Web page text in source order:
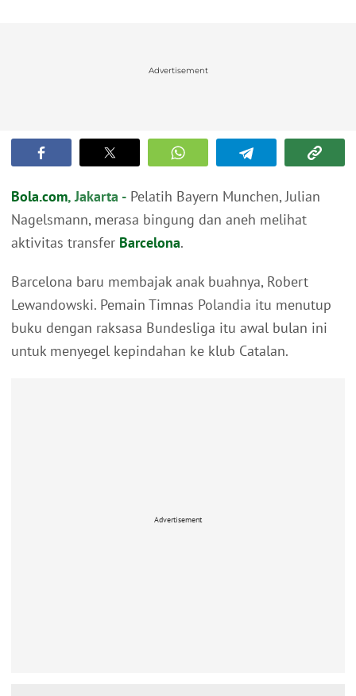
Advertisement
Bola.com, Jakarta - Pelatih Bayern Munchen, Julian
Nagelsmann, merasa bingung dan aneh melihat
aktivitas transfer Barcelona.
Barcelona baru membajak anak buahnya, Robert
Lewandowski. Pemain Timnas Polandia itu menutup
buku dengan raksasa Bundesliga itu awal bulan ini
untuk menyegel kepindahan ke klub Catalan.
Advertisement